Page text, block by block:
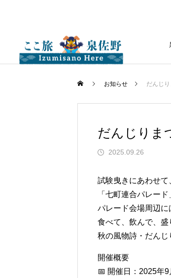
お知らせ だんじ
だんじりま
2025.09.26
試験曳きにあわせ
「七町連合パレー
パレード会場周辺に
食べて、飲んで、盛
秋の風物詩・だんじ
開催概要
📅 開催日：2025年9